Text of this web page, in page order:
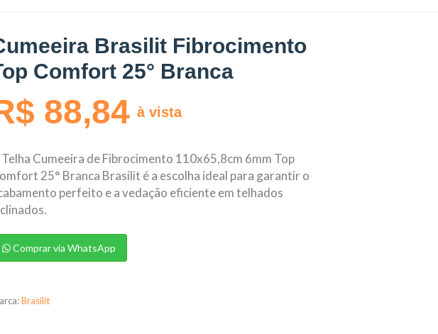
Brasilit Fibrocimento
Comfort 25° Branca
88,84 à vista
Cumeeira de Fibrocimento 110x65,8cm 6mm Top
25° Branca Brasilit é a escolha ideal para garantir o
perfeito e a vedação eficiente em telhados
Comprar via WhatsApp
Brasilit